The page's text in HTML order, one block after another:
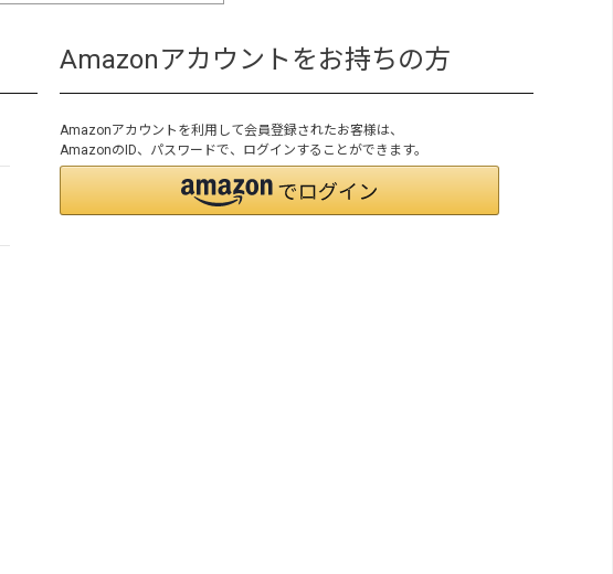
Amazonアカウントをお持ちの方
Amazonアカウントを利用して会員登録されたお客様は、
AmazonのID、パスワードで、ログインすることができます。